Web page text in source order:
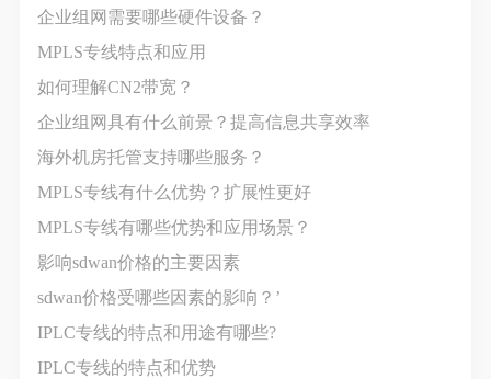
企业组网需要哪些硬件设备？
MPLS专线特点和应用
如何理解CN2带宽？
企业组网具有什么前景？提高信息共享效率
海外机房托管支持哪些服务？
MPLS专线有什么优势？扩展性更好
MPLS专线有哪些优势和应用场景？
影响sdwan价格‍的主要因素
sdwan价格受哪些因素的影响？’
IPLC专线的特点和用途有哪些?
IPLC专线的特点和优势